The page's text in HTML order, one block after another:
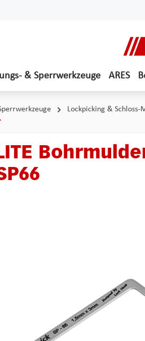
& Sperrwerkzeuge ARES
Lockpicking &